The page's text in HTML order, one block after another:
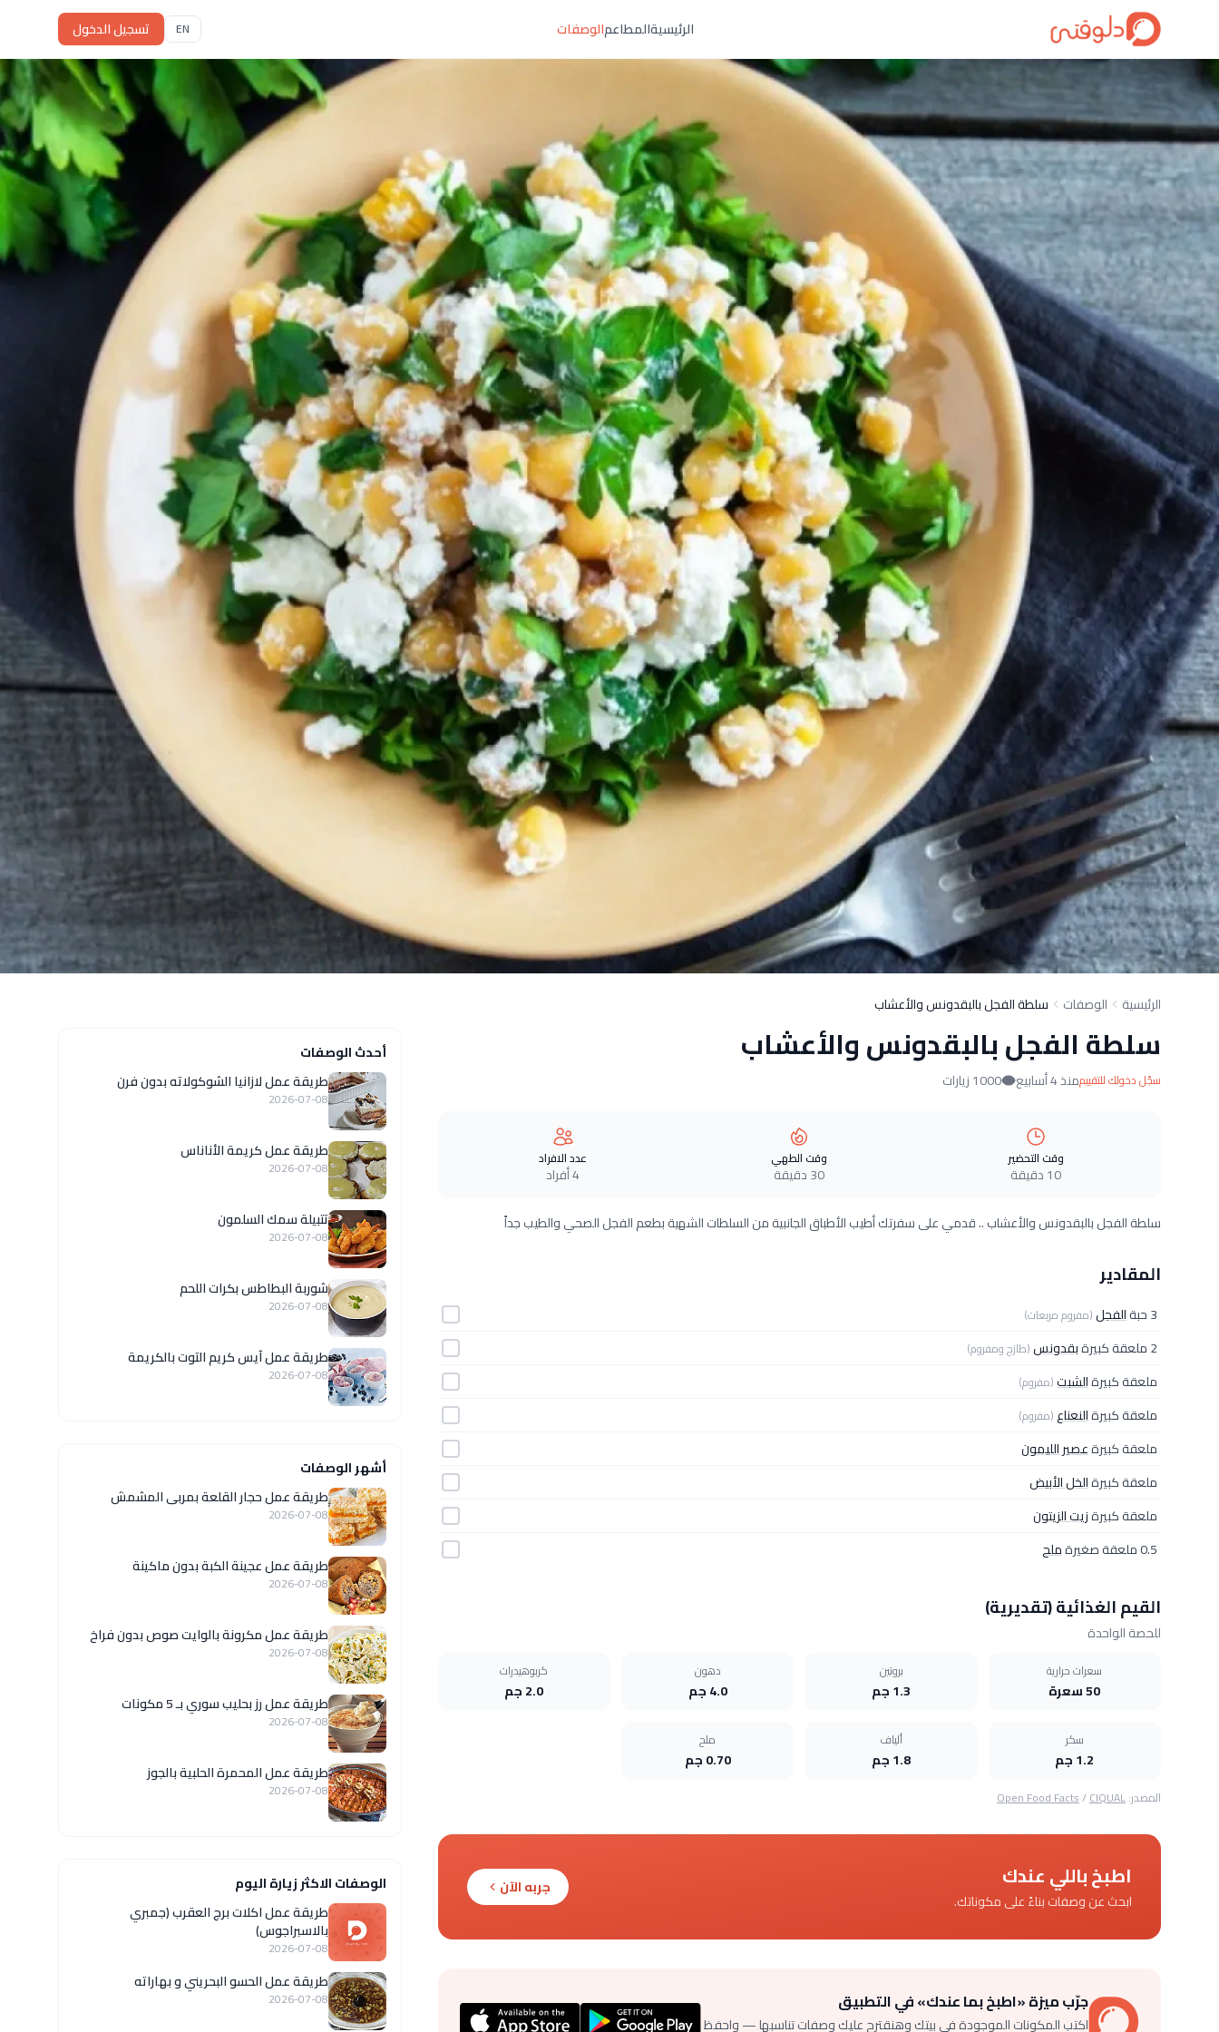
الرئيسيةالمطاعمالوصفات EN تسجيل الدخول
الرئيسية الوصفات سلطة الفجل بالبقدونس والأعشاب
سلطة الفجل بالبقدونس والأعشاب
سجّل دخولك للتقييممنذ 4 أسابيع 1000 زيارات
وقت التحضير
10 دقيقة
وقت الطهي
30 دقيقة
عدد الافراد
4 أفراد
سلطة الفجل بالبقدونس والأعشاب .. قدمي على سفرتك أطيب الأطباق الجانبية من السلطات الشهية بطعم الفجل الصحي والطيب جداً
المقادير
3 حبة الفجل(مفروم مربعات)
2 ملعقة كبيرة بقدونس(طازج ومفروم)
ملعقة كبيرةالشبت(مفروم)
ملعقة كبيرةالنعناع(مفروم)
ملعقة كبيرةعصير الليمون
ملعقة كبيرةالخل الأبيض
ملعقة كبيرةزيت الزيتون
0.5 ملعقة صغيرة
ملح
القيم الغذائية (تقديرية)
للحصة الواحدة
سعرات حرارية
50 سعرة
بروتين
1.3 جم
دهون
4.0 جم
كربوهيدرات
2.0 جم
سكر
1.2 جم
ألياف
1.8 جم
ملح
0.70 جم
المصدر: Open Food Facts/CIQUAL
اطبخ باللي عندك
ابحث عن وصفات بناءً على مكوناتك.
جربه الآن
جرّب ميزة «اطبخ بما عندك» في التطبيق
اكتب المكونات الموجودة في بيتك وهنقترح عليك وصفات تناسبها — واحفظ
أحدث الوصفات
طريقة عمل لازانيا الشوكولاته بدون فرن
2026-07-08
طريقة عمل كريمة الأناناس
2026-07-08
تتبيلة سمك السلمون
2026-07-08
شوربة البطاطس بكرات اللحم
2026-07-08
طريقة عمل آيس كريم التوت بالكريمة
2026-07-08
أشهر الوصفات
طريقة عمل حجار القلعة بمربى المشمش
2026-07-08
طريقة عمل عجينة الكبة بدون ماكينة
2026-07-08
طريقة عمل مكرونة بالوايت صوص بدون فراخ
2026-07-08
طريقة عمل رز بحليب سوري بـ 5 مكونات
2026-07-08
طريقة عمل المحمرة الحلبية بالجوز
2026-07-08
الوصفات الاكثر زيارة اليوم
طريقة عمل اكلات برج العقرب (جمبري
بالاسبراجوس)
2026-07-08
طريقة عمل الحسو البحريني و بهاراته
2026-07-08